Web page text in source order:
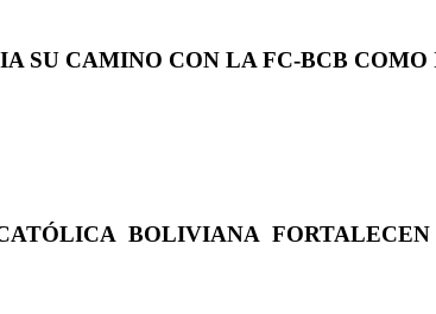
SU CAMINO CON LA FC-BCB
BOLIVIANA